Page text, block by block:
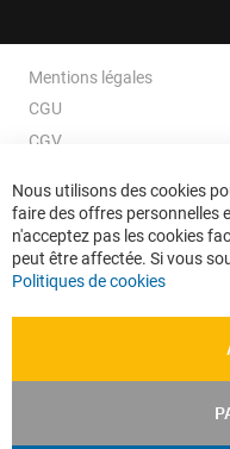
Mentions légales
CGU
CGV
Données personnelles
Confidentialité
Plan du site
Nous utilisons des cookies
faire des offres personnelles
n'acceptez pas les cookies
peut être affectée. Si vous
Politiques de cookies